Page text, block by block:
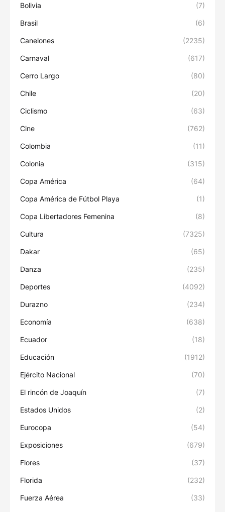
Bolivia (7)
Brasil (6)
Canelones (2235)
Carnaval (617)
Cerro Largo (80)
Chile (20)
Ciclismo (63)
Cine (762)
Colombia (11)
Colonia (315)
Copa América (64)
Copa América de Fútbol Playa (1)
Copa Libertadores Femenina (8)
Cultura (7325)
Dakar (65)
Danza (235)
Deportes (4092)
Durazno (234)
Economía (638)
Ecuador (18)
Educación (1912)
Ejército Nacional (70)
El rincón de Joaquín (7)
Estados Unidos (2)
Eurocopa (54)
Exposiciones (679)
Flores (37)
Florida (232)
Fuerza Aérea (33)